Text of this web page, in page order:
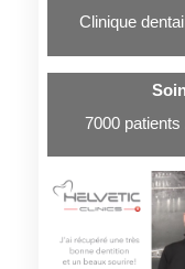
Clinique
7000